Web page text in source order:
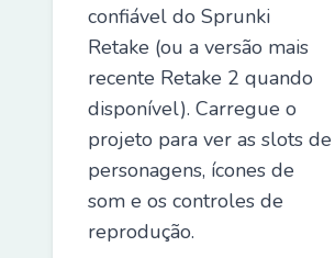
confiável do Sprunki
Retake (ou a versão mais
recente Retake 2 quando
disponível). Carregue o
projeto para ver as slots de
personagens, ícones de
som e os controles de
reprodução.